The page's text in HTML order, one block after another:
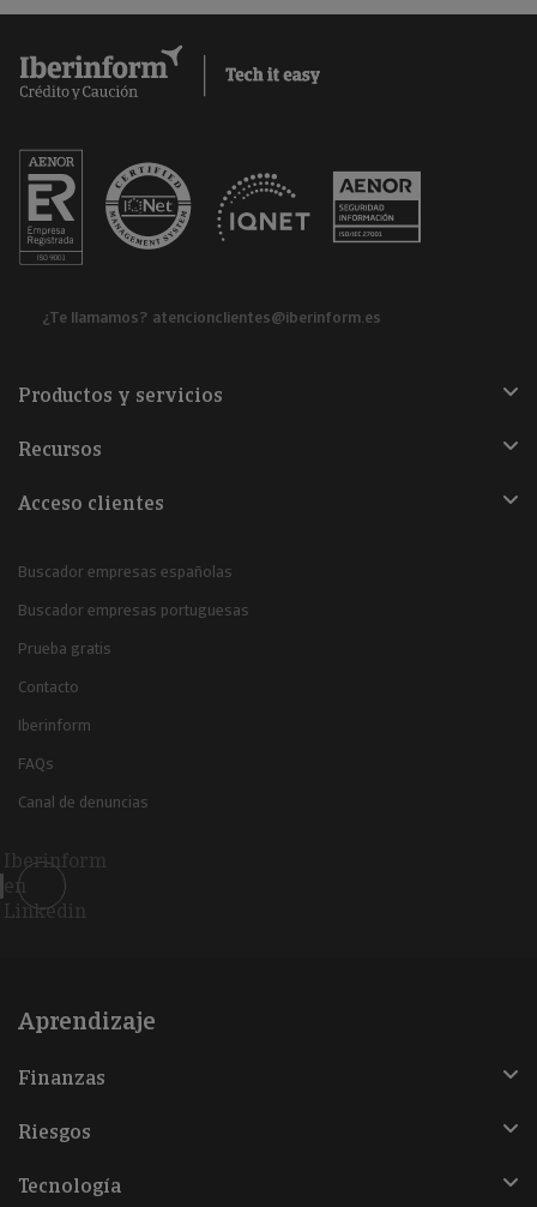
¿Te llamamos? atencionclientes@iberinform.es
Productos y servicios
Recursos
Acceso clientes
Buscador empresas españolas
Buscador empresas portuguesas
Prueba gratis
Contacto
Iberinform
FAQs
Canal de denuncias
Iberinform
en
Linkedin
Aprendizaje
Finanzas
Riesgos
Tecnología